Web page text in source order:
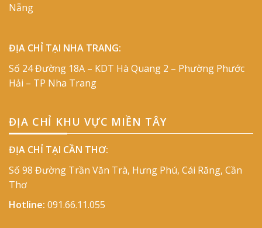
Nẵng
ĐỊA CHỈ TẠI NHA TRANG:
Số 24 Đường 18A – KDT Hà Quang 2 – Phường Phước
Hải – TP Nha Trang
ĐỊA CHỈ KHU VỰC MIỀN TÂY
ĐỊA CHỈ TẠI CẦN THƠ:
Số 98 Đường Trần Văn Trà, Hưng Phú, Cái Răng, Cần
Thơ
Hotline: 091.66.11.055